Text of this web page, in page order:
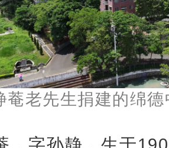
菴老先生捐建的绵
，字孙静，生于